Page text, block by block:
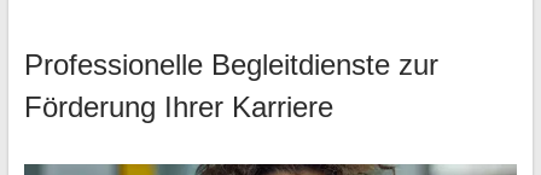
Professionelle Begleitdienste zur
Förderung Ihrer Karriere